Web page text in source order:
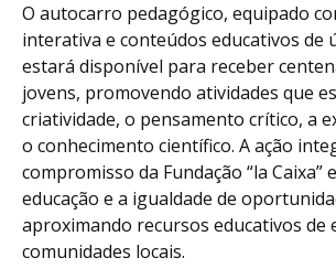
O autocarro pedagógico, equipado
interativa e conteúdos educativos de
estará disponível para receber
jovens, promovendo atividades que
criatividade, o pensamento crítico, a
o conhecimento científico. A ação
compromisso da Fundação “la Caixa”
educação e a igualdade de
aproximando recursos educativos de
comunidades locais.